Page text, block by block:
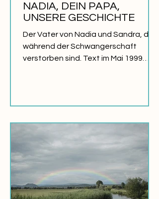
NADIA, DEIN PAPA,
UNSERE GESCHICHTE
Der Vater von Nadia und Sandra, die
während der Schwangerschaft
verstorben sind. Text im Mai 1999